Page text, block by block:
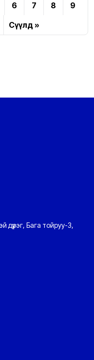
6 7 8
9
Сүүлд »
дүүрэг, Бага тойруу-3,